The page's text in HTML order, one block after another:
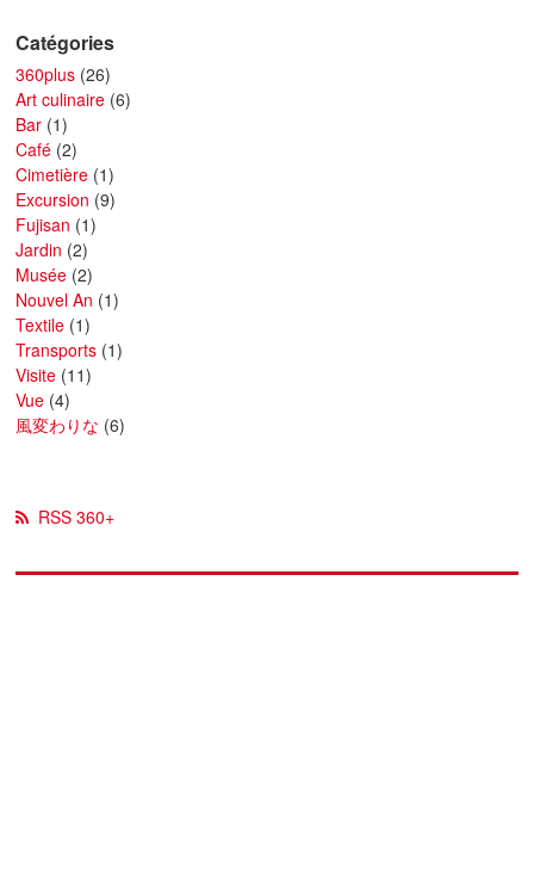
Catégories
360plus (26)
Art culinaire (6)
Bar (1)
Café (2)
Cimetière (1)
Excursion (9)
Fujisan (1)
Jardin (2)
Musée (2)
Nouvel An (1)
Textile (1)
Transports (1)
Visite (11)
Vue (4)
風変わりな (6)
RSS 360+